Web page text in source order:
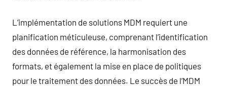
L’implémentation de solutions MDM requiert une
planification méticuleuse, comprenant l’identification
des données de référence, la harmonisation des
formats, et également la mise en place de politiques
pour le traitement des données. Le succès de l’MDM